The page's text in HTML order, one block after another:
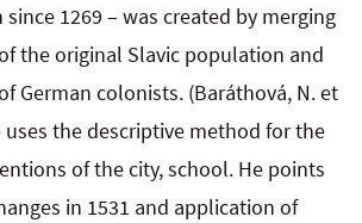
1269 – was created by merging
the original Slavic population and
German colonists. (Baráthová, N. et
uses the descriptive method for the
of the city, school. He points
in 1531 and application of